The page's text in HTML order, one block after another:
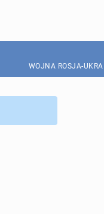
WOJNA ROSJA-